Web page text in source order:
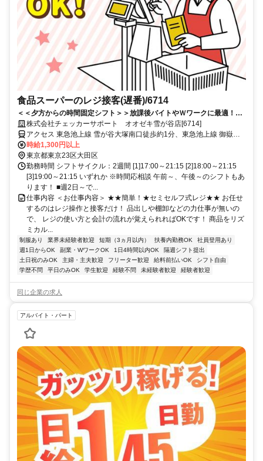
食品スーパーのレジ接客(遅番)/6714
＜＜夕方からの時間固定シフト＞＞放課後バイトやＷワークに最適！土
日祝は時給UP！時給1450円可◎お仕事はレジだけ♪
株式会社チェッカーサポート オオゼキ雪が谷店[6714]
アクセス 東急池上線 雪が谷大塚南口徒歩約1分、東急池上線 御嶽山
出入口2徒歩約10分、東急池上線 石川台出入口1徒歩約10分
時給1,300円以上
東京都東京23区大田区
勤務時間 シフトサイクル：2週間 [1]17:00～21:15 [2]18:00～21:15
[3]19:00～21:15 いずれか ※時間応相談 午前～、午後～のシフトもあ
ります！ ■週2日～で...
仕事内容 ＜お仕事内容＞ ★★簡単！★セミセルフ式レジ★★ お任せ
するのはレジ操作と接客だけ！ 品出しや棚卸などの力仕事が無いの
で、 レジの使い方と会計の流れが覚えられればOKです！ 商品をリズ
ミカル...
制服あり 業界未経験者歓迎 短期（3ヵ月以内） 扶養内勤務OK
社員登用あり
週1日からOK
副業・WワークOK 1日4時間以内OK
隔週シフト提出
土日祝のみOK
主婦・主夫歓迎 フリーター歓迎 給料前払いOK
シフト自由
学歴不問
平日のみOK 学生歓迎 経験不問 未経験者歓迎 経験者歓迎
同じ企業の求人
アルバイト・パート